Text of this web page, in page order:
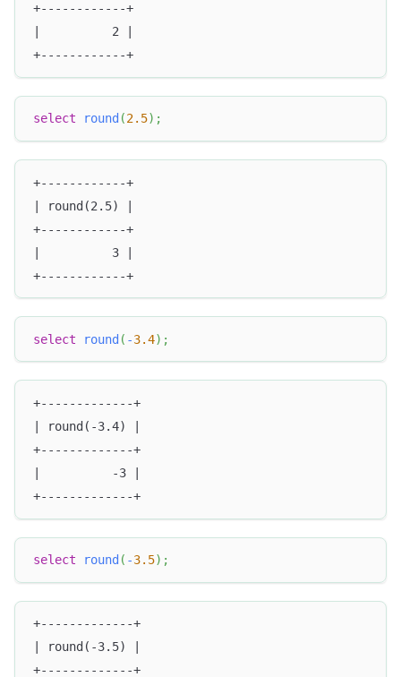
+------------+
|          2 |
+------------+
select round (2.5) ;
+------------+
| round(2.5) |
+------------+
|          3 |
+------------+
select round ( -3.4) ;
+-------------+
| round(-3.4) |
+-------------+
|          -3 |
+-------------+
select round ( -3.5) ;
+-------------+
| round(-3.5) |
+-------------+